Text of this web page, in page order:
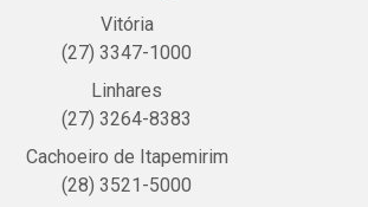
Vitória
(27) 3347-1000
Linhares
(27) 3264-8383
Cachoeiro de Itapemirim
(28) 3521-5000